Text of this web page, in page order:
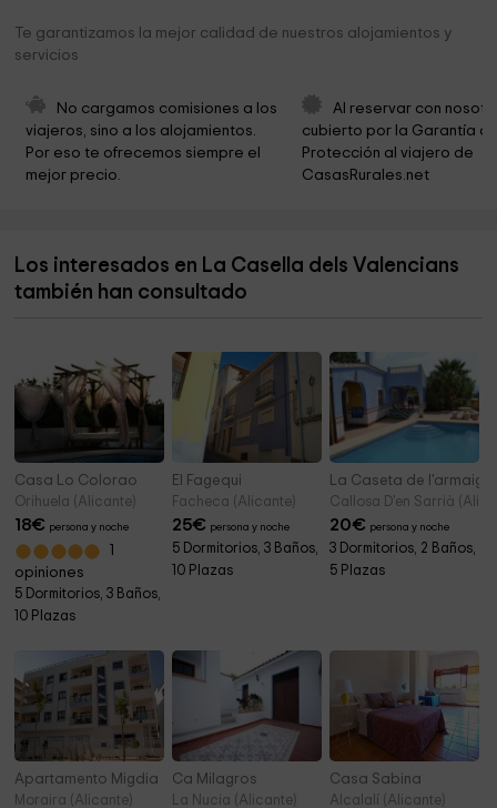
Font De Dalt
Parc De La Paraula
Ayuntamiento de Pego
Ayuntamiento de Tormos 6,1 km
Ayuntamiento de Sagra 7,3 km
Te garantizamos la mejor calidad de nuestros alojamientos y
servicios
No cargamos comisiones a los
viajeros, sino a los alojamientos.
Por eso te ofrecemos siempre el
mejor precio.
Al reservar con
cubierto por la Garantía
Protección al viajero de
CasasRurales.net
Los interesados en La Casella dels Valencians
también han consultado
Casa Lo Colorao
Orihuela (Alicante)
18€ persona y noche
opiniones
5 Dormitorios, 3 Baños,
10 Plazas
El Fagequi
Facheca (Alicante)
25€ persona y noche
5 Dormitorios, 3 Baños,
10 Plazas
La Caseta de l'armaig
Callosa D'en Sarrià
20€ persona y noche
3 Dormitorios, 2 Baños,
5 Plazas
Apartamento Migdia
Moraira (Alicante)
Ca Milagros
La Nucia (Alicante)
Casa Sabina
Alcalalí (Alicante)